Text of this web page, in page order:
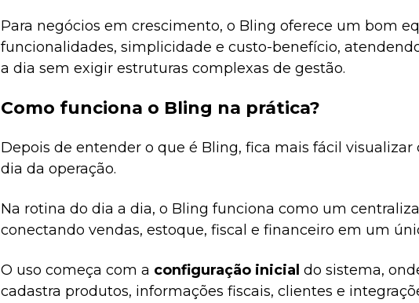
Para negócios em crescimento, o Bling oferece um bom
funcionalidades, simplicidade e custo-benefício,
a dia sem exigir estruturas complexas de gestão.
Como funciona o Bling na prática?
Depois de entender o que é Bling, fica mais fácil visualizar
dia da operação.
Na rotina do dia a dia, o Bling funciona como um
conectando vendas, estoque, fiscal e financeiro em um
O uso começa com a configuração inicial do sistema,
cadastra produtos, informações fiscais, clientes e